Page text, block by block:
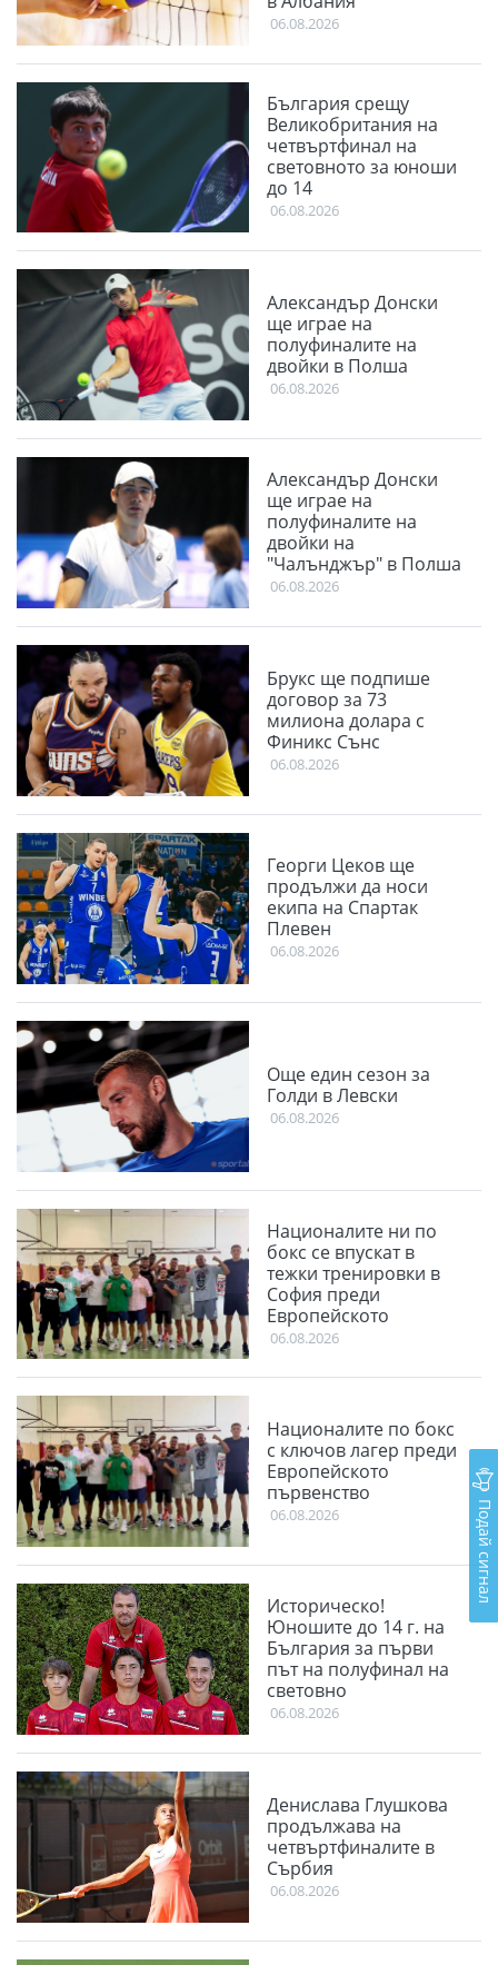
06.08.2026
България срещу
Великобритания на
четвъртфинал на
световното за юноши
до 14
06.08.2026
Александър Донски
ще играе на
полуфиналите на
двойки в Полша
06.08.2026
Александър Донски
ще играе на
полуфиналите на
двойки на
"Чалънджър" в Полша
06.08.2026
Брукс ще подпише
договор за 73
милиона долара с
Финикс Сънс
06.08.2026
Георги Цеков ще
продължи да носи
екипа на Спартак
Плевен
06.08.2026
Още един сезон за
Голди в Левски
06.08.2026
Националите ни по
бокс се впускат в
тежки тренировки в
София преди
Европейското
06.08.2026
Националите по бокс
с ключов лагер преди
Европейското
първенство
06.08.2026
Историческо!
Юношите до 14 г. на
България за първи
път на полуфинал на
световно
06.08.2026
Денислава Глушкова
продължава на
четвъртфиналите в
Сърбия
06.08.2026
Подай сигнал